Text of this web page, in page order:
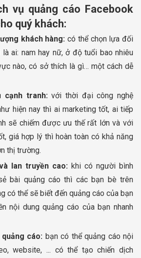
vụ quảng cáo Facebook
quý khách:
khách hàng: có thể chọn lựa đối
ai: nam hay nữ, ở độ tuổi bao nhiêu
nào, có sở thích là gì… một cách dễ
tranh: với thời đại công nghệ
hiện nay thì ai marketing tốt, ai tiếp
sẽ chiếm được ưu thế rất lớn và với
giá hợp lý thì hoàn toàn có khả năng
thị trường.
lan truyền cao: khi có người bình
bài quảng cáo thì các bạn bè trên
có thể sẽ biết đến quảng cáo của bạn
nội dung quảng cáo của bạn nhanh
cáo: bạn có thể quảng cáo nội
website, ... có thể tạo chiến dịch